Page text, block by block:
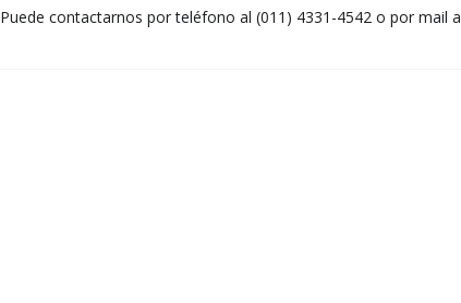
Puede contactarnos por teléfono al (011) 4331-4542 o por mail a